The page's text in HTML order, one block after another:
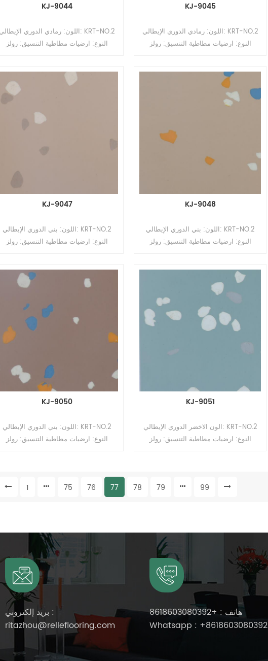
KJ-9044
اللون: رمادي الدوري الإيطالي: KRT-NO.2
النوع: ارضيات مطاطية التنسيق: رولز
(لتر) السطح: طلاء PUR
KJ-9045
اللون: رمادي الدوري الإيطالي: KRT-NO.2
النوع: ارضيات مطاطية التنسيق: رولز
(لتر) السطح: طلاء PUR
KJ-9047
اللون: بني الدوري الإيطالي: KRT-NO.2
النوع: ارضيات مطاطية التنسيق: رولز
(لتر) السطح: طلاء PUR
KJ-9048
اللون: بني الدوري الإيطالي: KRT-NO.2
النوع: ارضيات مطاطية التنسيق: رولز
KJ-9050
اللون: بني الدوري الإيطالي: KRT-NO.2
النوع: ارضيات مطاطية التنسيق: رولز
KJ-9051
الون الاخضر الدوري الإيطالي: KRT-NO.2
النوع: ارضيات مطاطية التنسيق: رولز
1 75 76 77 78 79 99
بريد إلكتروني :
ritazhou@relleflooring.com
هاتف : +8618603080392
Whatsapp : +8618603080392